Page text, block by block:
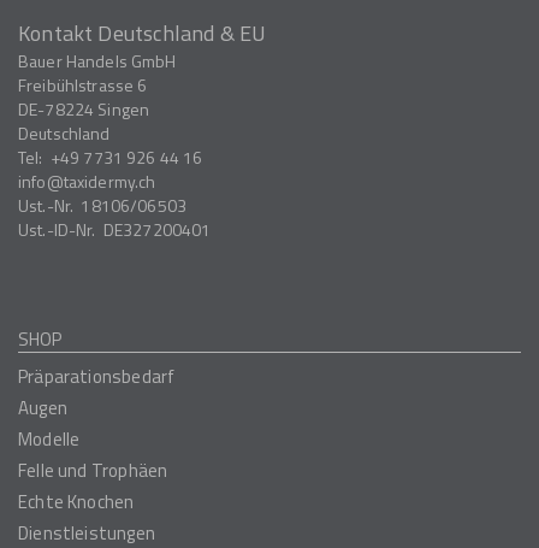
Kontakt Deutschland & EU
Bauer Handels GmbH
Freibühlstrasse 6
DE-78224 Singen
Deutschland
Tel: +49 7731 926 44 16
info
taxidermy.ch
Ust.-Nr. 18106/06503
Ust.-ID-Nr. DE327200401
SHOP
Präparationsbedarf
Augen
Modelle
Felle und Trophäen
Echte Knochen
Dienstleistungen